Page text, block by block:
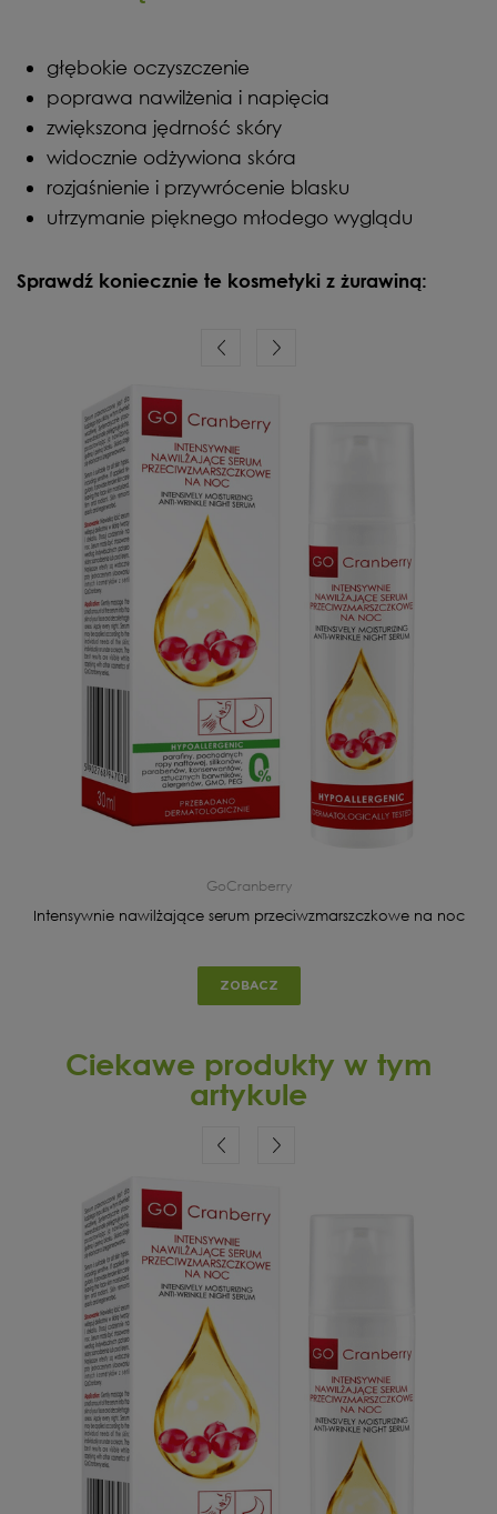
głębokie oczyszczenie
poprawa nawilżenia i napięcia
zwiększona jędrność skóry
widocznie odżywiona skóra
rozjaśnienie i przywrócenie blasku
utrzymanie pięknego młodego wyglądu
Sprawdź koniecznie te kosmetyki z żurawiną:
GoCranberry
Intensywnie nawilżające serum przeciwzmarszczkowe na noc
ZOBACZ
Ciekawe produkty w tym
artykule